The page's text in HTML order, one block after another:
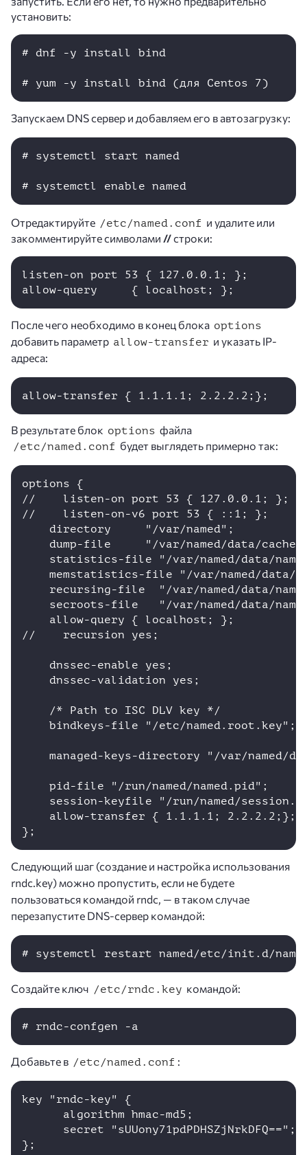
установить:
# dnf -y install bind
# yum -y install bind (для Centos 7)
Запускаем DNS сервер и добавляем его в автозагрузку:
# systemctl start named
Отредактируйте /etc/named.conf и удалите или
закомментируйте символами //строки:
listen-on port 53 { 127.0.0.1; };
После чего необходимо в конец блока options
добавить параметр allow-transfer и указать IP-
адреса:
В результате блок options файла
/etc/named.conf будет выглядеть примерно так:
options {
//    listen-on port 53 { 127.0.0.1; };
//    listen-on-v6 port 53 { ::1; };
    directory     "/var/named";
dump-file     "/var/named/data/
statistics-file "/var/named/data/
memstatistics-file "/var/named/data/
recursing-file  "/var/named/data/
secroots-file   "/var/named/data/
    allow-query { localhost; };
//    recursion yes;
    dnssec-enable yes;
    dnssec-validation yes;
    /* Path to ISC DLV key */
    bindkeys-file "/etc/named.root.key";
managed-keys-directory "/var/named/
    pid-file "/run/named/named.pid";
session-keyfile "/run/named/
    allow-transfer { 1.1.1.1; 2.2.2.2;};
Следующий шаг (создание и настройка использования
rndc.key) можно пропустить, если не будете
пользоваться командой rndc, — в таком случае
перезапустите DNS-сервер командой:
# systemctl restart named/etc/init.d/
Создайте ключ /etc/rndc.key командой:
Добавьте в /etc/named.conf :
key "rndc-key" {
      algorithm hmac-md5;
      secret "sUUony71pdPDHSZjNrkDFQ==";
};